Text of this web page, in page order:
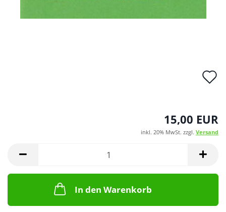
15,00 EUR
inkl. 20% MwSt. zzgl. Versand
In den Warenkorb